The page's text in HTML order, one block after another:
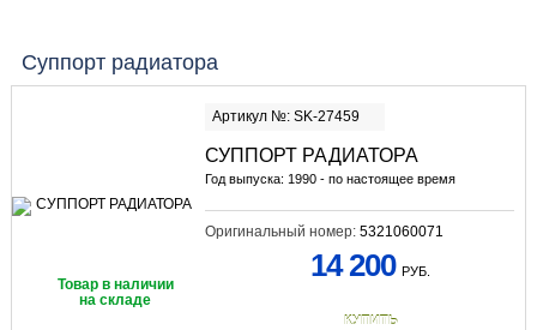
Суппорт радиатора
Артикул №: SK-27459
СУППОРТ РАДИАТОРА
Год выпуска: 1990 - по настоящее время
Оригинальный номер: 5321060071
Товар в наличии
на складе
14 200 РУБ.
КУПИТЬ